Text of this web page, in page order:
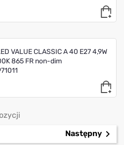
VALUE CLASSIC A 40 E27 4,9W
865 FR non-dim
Następny 